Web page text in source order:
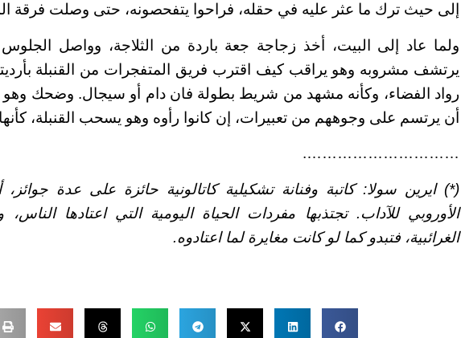
إلى حيث ترك ما عثر عليه في حقله، فراحوا يتفحصونه، حتى وصلت فرقة
ولما عاد إلى البيت، أخذ زجاجة جعة باردة من الثلاجة، وواصل
يرتشف مشروبه وهو يراقب كيف اقترب فريق المتفجرات من القنبلة
رواد الفضاء، وكأنه مشهد من شريط بطولة فان دام أو سيجال. وضحك وهو
أن يرتسم على وجوههم من تعبيرات، إن كانوا رأوه وهو يسحب القنبلة،
………………………….
(*) ايرين سولا: كاتبة وفنانة تشكيلية كاتالونية حائزة على عدة جوائز،
الأوروبي للآداب. تجتذبها مفردات الحياة اليومية التي اعتادها
الغرائبية، فتبدو كما لو كانت مغايرة لما اعتادوه.